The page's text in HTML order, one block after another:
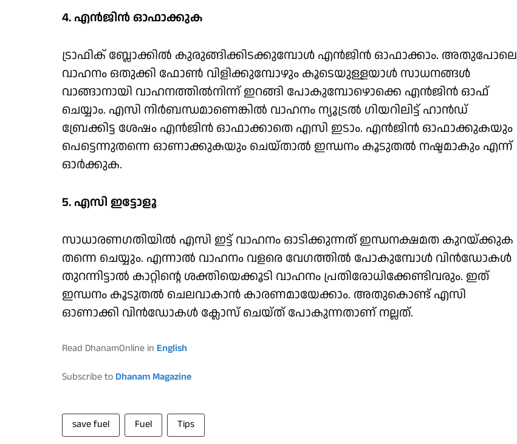
4. എന്‍ജിന്‍ ഓഫാക്കുക
ട്രാഫിക് ബ്ലോക്കില്‍ കുരുങ്ങിക്കിടക്കുമ്പോള്‍ എന്‍ജിന്‍ ഓഫാക്കാം. അതുപോലെ
വാഹനം ഒതുക്കി ഫോണ്‍ വിളിക്കുമ്പോഴും കൂടെയുള്ളയാള്‍ സാധനങ്ങള്‍
വാങ്ങാനായി വാഹനത്തില്‍നിന്ന് ഇറങ്ങി പോകുമ്പോഴൊക്കെ എന്‍ജിന്‍ ഓഫ്
ചെയ്യാം. എസി നിര്‍ബന്ധമാണെങ്കില്‍ വാഹനം ന്യൂട്രല്‍ ഗിയറിലിട്ട് ഹാന്‍ഡ്
ബ്രേക്കിട്ട ശേഷം എന്‍ജിന്‍ ഓഫാക്കാതെ എസി ഇടാം. എന്‍ജിന്‍ ഓഫാക്കുകയും
പെട്ടെന്നുതന്നെ ഓണാക്കുകയും ചെയ്താല്‍ ഇന്ധനം കൂടുതല്‍ നഷ്ടമാകും എന്ന്
ഓര്‍ക്കുക.
5. എസി ഇട്ടോളൂ
സാധാരണഗതിയില്‍ എസി ഇട്ട് വാഹനം ഓടിക്കുന്നത് ഇന്ധനക്ഷമത കുറയ്ക്കുക
തന്നെ ചെയ്യും. എന്നാല്‍ വാഹനം വളരെ വേഗത്തില്‍ പോകുമ്പോള്‍ വിന്‍ഡോകള്‍
തുറന്നിട്ടാല്‍ കാറ്റിന്റെ ശക്തിയെക്കൂടി വാഹനം പ്രതിരോധിക്കേണ്ടിവരും. ഇത്
ഇന്ധനം കൂടുതല്‍ ചെലവാകാന്‍ കാരണമായേക്കാം. അതുകൊണ്ട് എസി
ഓണാക്കി വിന്‍ഡോകള്‍ ക്ലോസ് ചെയ്ത് പോകുന്നതാണ് നല്ലത്.
Read DhanamOnline in English
Subscribe to Dhanam Magazine
save fuel Fuel Tips